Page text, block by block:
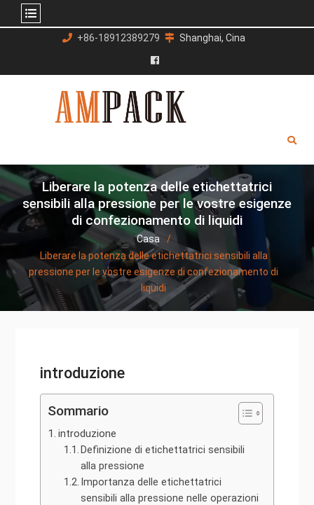
contenuto
+86-18912389279 Shanghai, Cina
Facebook
Liberare la potenza delle etichettatrici
sensibili alla pressione per le vostre esigenze
di confezionamento di liquidi
Casa
Liberare la potenza delle etichettatrici sensibili alla
pressione per le vostre esigenze di confezionamento di
liquidi
introduzione
Sommario
introduzione
Definizione di etichettatrici sensibili
alla pressione
Importanza delle etichettatrici
sensibili alla pressione nelle operazioni